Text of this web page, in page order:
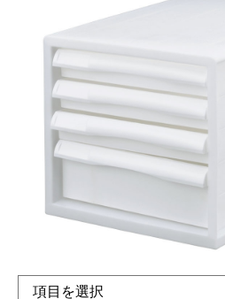
浅3・深1段A4
メーカー希望小売価格：
オープン
A4フラットファイルやA4クリアホ
レターケース。（引出しPPタイプ
テ307×ヨコ230×背幅15mm、A4ク
テ310×ヨコ220〜235mm。